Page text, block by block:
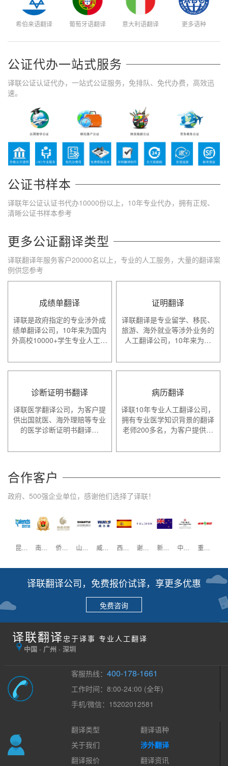
希伯来语翻译 葡萄牙语翻译 意大利语翻译 更多语种
公证代办一站式服务
译联公证认证代办，一站式公证服务，免排队、免代办费，高效迅
速。
公证书样本
译联年公证认证书代办10000份以上，10年专业代办，拥有正规、
清晰公证书样本参考
更多公证翻译类型
译联翻译年服务客户20000名以上，专业的人工服务，大量的翻译案
例供您参考
成绩单翻译
译联是政府指定的专业涉外成
绩单翻译公司，10年来为国内
外高校10000+学生专业人工…
证明翻译
译联翻译是专业留学、移民、
旅游、海外就业等涉外业务的
人工翻译公司，10年来为…
诊断证明书翻译
译联医学翻译公司，为客户提
供出国就医、海外理赔等专业
的医学诊断证明书翻译…
病历翻译
译联10年专业人工翻译公司，
拥有专业医学知识背景的翻译
老师200多名，为客户提供…
合作客户
政府、500强企业单位，感谢他们选择了译联！
昆仑万维 南方医科大学 侨鑫集团 山推工程 威尔森 西班牙驻广州领事馆 谢瑞麟珠宝 新西兰驻广州领事馆 中国大酒店 重庆啤酒
译联翻译公司，免费报价试译，享更多优惠
免费咨询
译联翻译 忠于译事 专业人工翻译
中国 · 广州 · 深圳
客服热线：400-178-1661
工作时间：8:00-24:00 (全年)
手机/微信：15202012581
翻译类型
翻译语种
关于我们
涉外翻译
翻译报价
翻译资讯